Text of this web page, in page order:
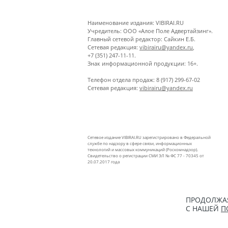
Наименование издания: VIBIRAI.RU
Учредитель: ООО «Алое Поле Адвертайзинг».
Главный сетевой редактор: Сайкин Е.Б.
Сетевая редакция: vibirairu@yandex.ru
+7 (351) 247-11-11.
Знак информационной продукции: 16+.
Телефон отдела продаж: 8 (917) 299-67-02
Сетевая редакция: vibirairu@yandex.ru
Сетевое издание VIBIRAI.RU зарегистрировано в Федеральной
службе по надзору в сфере связи, информационных
технологий и массовых коммуникаций (Роскомнадзор).
Свидетельство о регистрации СМИ ЭЛ № ФС 77 - 70345 от
20.07.2017 года
С НАШЕЙ